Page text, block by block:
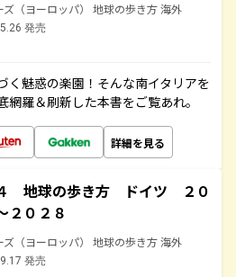
ズ（ヨーロッパ） 地球の歩き方 海外
発売
く魅惑の楽園！そんな南イタリアを
羅＆刷新した本書をご覧あれ。
詳細を見る
地球の歩き方 ドイツ ２０
２０２８
ズ（ヨーロッパ） 地球の歩き方 海外
発売